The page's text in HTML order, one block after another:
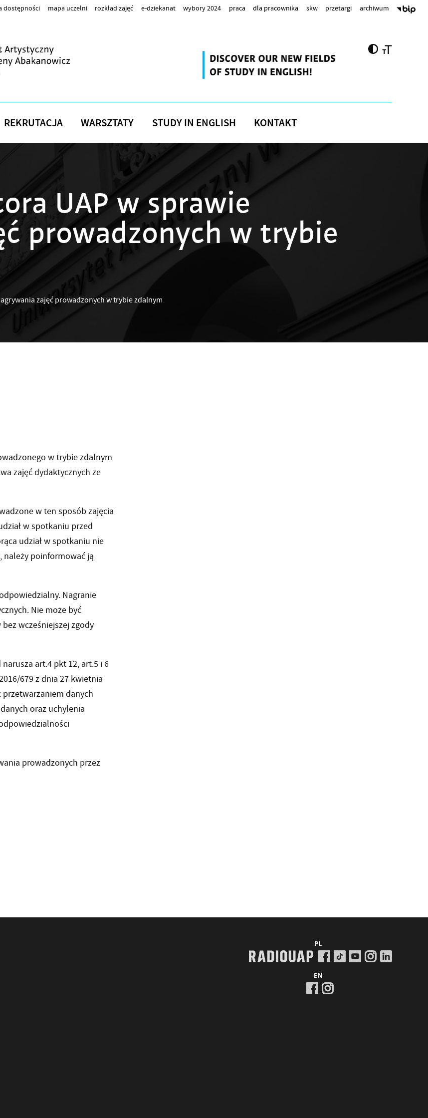
dostępności mapa uczelni rozkład zajęć e-dziekanat wybory 2024 praca dla pracownika skw przetargi archiwum
REKRUTACJA WARSZTATY STUDY IN ENGLISH KONTAKT
UAP w sprawie
prowadzonych w trybie
zajęć prowadzonych w trybie zdalnym
w trybie zdalnym
zajęć dydaktycznych ze
w ten sposób zajęcia
w spotkaniu przed
udział w spotkaniu nie
należy poinformować ją
Nagranie
Nie może być
wcześniejszej zgody
art.4 pkt 12, art.5 i 6
679 z dnia 27 kwietnia
danych
oraz uchylenia
prowadzonych przez
PL
EN